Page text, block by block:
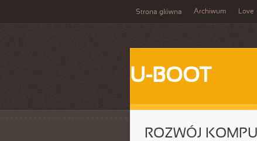
Strona główna Archiwum Love
U-BOOT
ROZWÓJ